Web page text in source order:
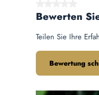
Bewerten
Teilen Sie Ihre
Bewertung